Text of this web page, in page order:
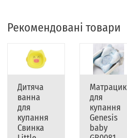
Рекомендовані товари
Дитяча
ванна
для
купання
Свинка
Матрацик
для
купання
Genesis
baby